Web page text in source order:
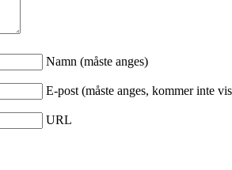
Namn (måste anges)
E-post (måste anges, kommer inte
URL